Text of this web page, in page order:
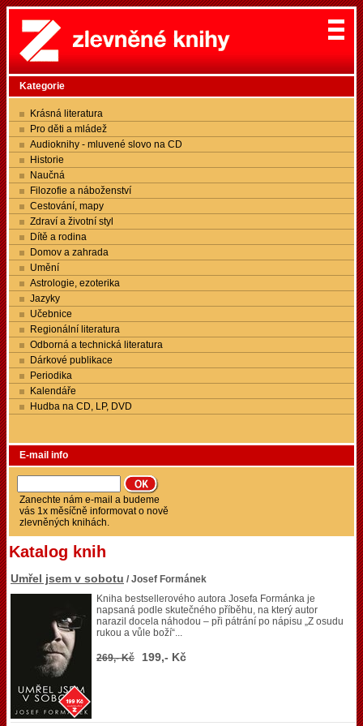
Kategorie
Krásná literatura
Pro děti a mládež
Audioknihy - mluvené slovo na CD
Historie
Naučná
Filozofie a náboženství
Cestování, mapy
Zdraví a životní styl
Dítě a rodina
Domov a zahrada
Umění
Astrologie, ezoterika
Jazyky
Učebnice
Regionální literatura
Odborná a technická literatura
Dárkové publikace
Periodika
Kalendáře
Hudba na CD, LP, DVD
E-mail info
Zanechte nám e-mail a budeme
vás 1x měsíčně informovat o nově
zlevněných knihách.
Katalog knih
Umřel jsem v sobotu / Josef Formánek
Kniha bestsellerového autora Josefa Formánka je
napsaná podle skutečného příběhu, na který autor
narazil docela náhodou – při pátrání po nápisu „Z osudu
rukou a vůle boží“...
269,- Kč 199,- Kč